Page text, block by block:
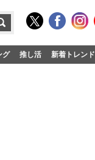
グ 推し活 新着トレンド